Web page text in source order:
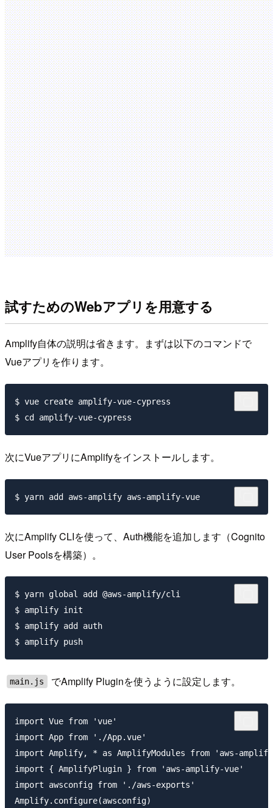
試すためのWebアプリを用意する
Amplify自体の説明は省きます。まずは以下のコマンドで
Vueアプリを作ります。
$ vue create amplify-vue-cypress
次にVueアプリにAmplifyをインストールします。
次にAmplify CLIを使って、Auth機能を追加します（Cognito
User Poolsを構築）。
$ yarn global add @aws-amplify/cli
$ amplify init
$ amplify add auth
main.js でAmplify Pluginを使うように設定します。
import Vue from 'vue'
import App from './App.vue'
import Amplify, * as AmplifyModules from 'aws-
import { AmplifyPlugin } from 'aws-amplify-vue'
import awsconfig from './aws-exports'
Amplify.configure(awsconfig)